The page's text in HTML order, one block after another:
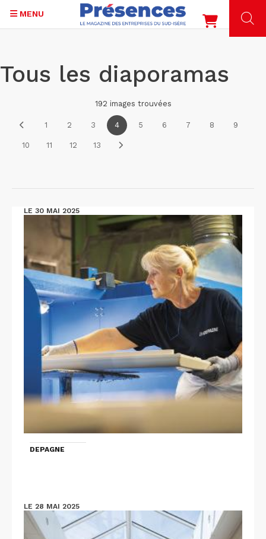
au
contenu
MENU
Tous les diaporamas
192 images trouvées
1 2 3 4 5 6 7 8 9
10 11 12 13
LE 30 MAI 2025
DEPAGNE
LE 28 MAI 2025